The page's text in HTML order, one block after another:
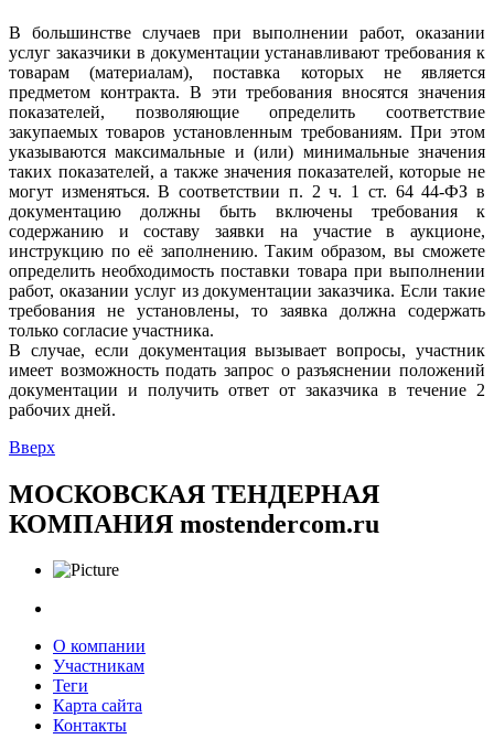
В большинстве случаев при выполнении работ, оказании
услуг заказчики в документации устанавливают требования к
товарам (материалам), поставка которых не является
предметом контракта. В эти требования вносятся значения
показателей, позволяющие определить соответствие
закупаемых товаров установленным требованиям. При этом
указываются максимальные и (или) минимальные значения
таких показателей, а также значения показателей, которые не
могут изменяться. В соответствии п. 2 ч. 1 ст. 64 44-ФЗ в
документацию должны быть включены требования к
содержанию и составу заявки на участие в аукционе,
инструкцию по её заполнению. Таким образом, вы сможете
определить необходимость поставки товара при выполнении
работ, оказании услуг из документации заказчика. Если такие
требования не установлены, то заявка должна содержать
только согласие участника.
В случае, если документация вызывает вопросы, участник
имеет возможность подать запрос о разъяснении положений
документации и получить ответ от заказчика в течение 2
рабочих дней.
Вверх
МОСКОВСКАЯ ТЕНДЕРНАЯ
КОМПАНИЯ mostendercom.ru
О компании
Участникам
Теги
Карта сайта
Контакты